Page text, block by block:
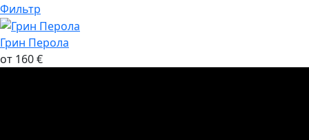
Фильтр
Грин Перола
от 160 €